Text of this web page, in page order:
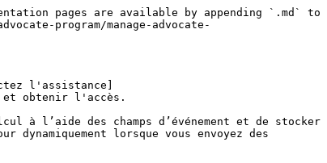
pages are available by appending `.md` to
program/manage-advocate-
l'assistance]
et obtenir l'accès.
à l’aide des champs d’événement et de stocker
lorsque vous envoyez des